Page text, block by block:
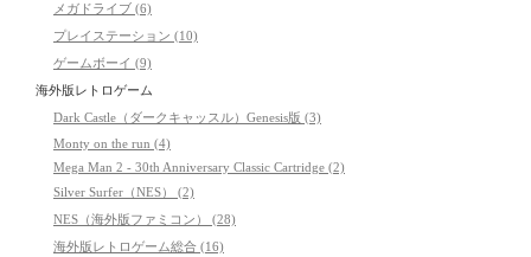
メガドライブ (6)
プレイステーション (10)
ゲームボーイ (9)
海外版レトロゲーム
Dark Castle（ダークキャッスル）Genesis版 (3)
Monty on the run (4)
Mega Man 2 - 30th Anniversary Classic Cartridge (2)
Silver Surfer（NES） (2)
NES（海外版ファミコン） (28)
海外版レトロゲーム総合 (16)